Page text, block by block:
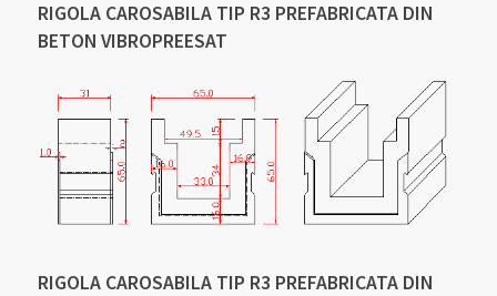
RIGOLA CAROSABILA TIP R3 PREFABRICATA DIN
BETON VIBROPREESAT
RIGOLA CAROSABILA TIP R3 PREFABRICATA DIN